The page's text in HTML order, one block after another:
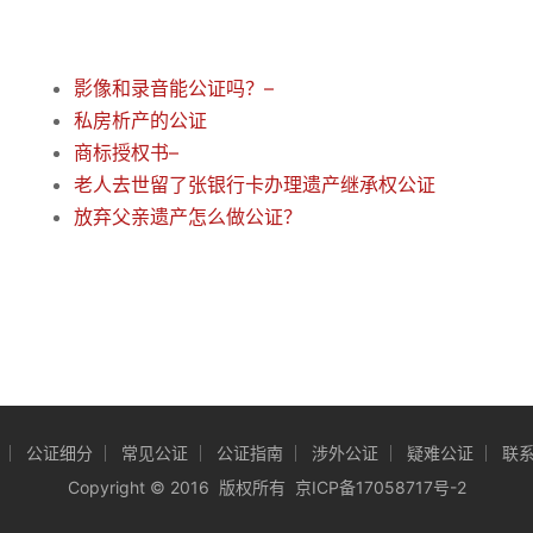
影像和录音能公证吗？–
私房析产的公证
商标授权书–
老人去世留了张银行卡办理遗产继承权公证
放弃父亲遗产怎么做公证？
公证细分 常见公证 公证指南 涉外公证 疑难公证
联
Copyright © 2016 版权所有 京ICP备17058717号-2